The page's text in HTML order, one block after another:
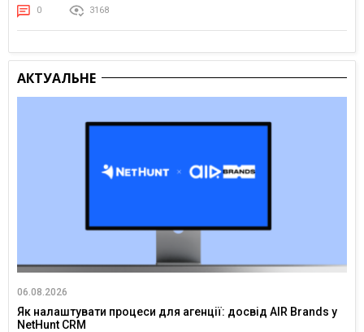
0 3168
АКТУАЛЬНЕ
06.08.2026
Як налаштувати процеси для агенції: досвід AIR Brands у
NetHunt CRM